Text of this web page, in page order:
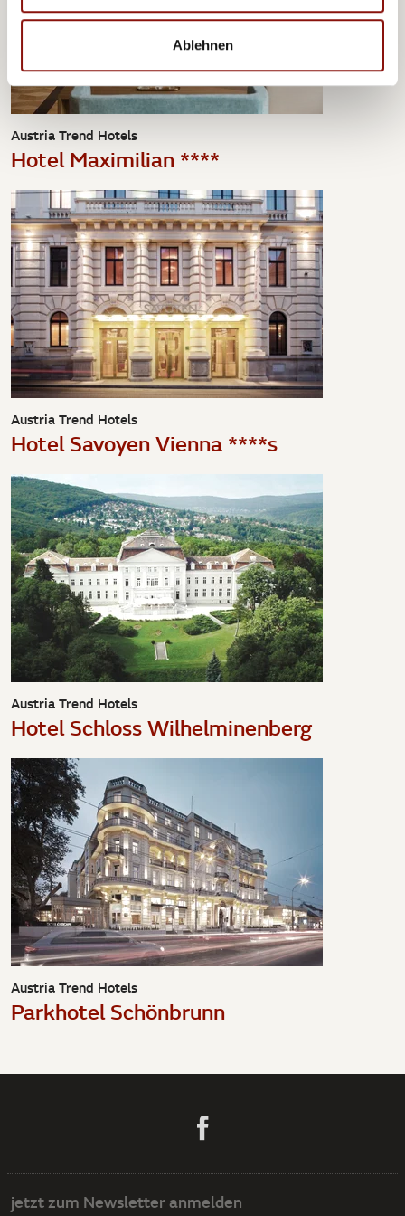
Ablehnen
Austria Trend Hotels
Hotel Maximilian ****
Austria Trend Hotels
Hotel Savoyen Vienna ****s
Austria Trend Hotels
Hotel Schloss Wilhelminenberg
Austria Trend Hotels
Parkhotel Schönbrunn
jetzt zum Newsletter anmelden